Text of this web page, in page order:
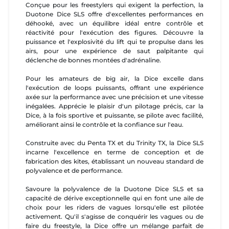
Conçue pour les freestylers qui exigent la perfection, la
Duotone Dice SLS offre d'excellentes performances en
déhooké, avec un équilibre idéal entre contrôle et
réactivité pour l'exécution des figures. Découvre la
puissance et l'explosivité du lift qui te propulse dans les
airs, pour une expérience de saut palpitante qui
déclenche de bonnes montées d'adrénaline.
Pour les amateurs de big air, la Dice excelle dans
l'exécution de loops puissants, offrant une expérience
axée sur la performance avec une précision et une vitesse
inégalées. Apprécie le plaisir d'un pilotage précis, car la
Dice, à la fois sportive et puissante, se pilote avec facilité,
améliorant ainsi le contrôle et la confiance sur l'eau.
Construite avec du Penta TX et du Trinity TX, la Dice SLS
incarne l'excellence en terme de conception et de
fabrication des kites, établissant un nouveau standard de
polyvalence et de performance.
Savoure la polyvalence de la Duotone Dice SLS et sa
capacité de dérive exceptionnelle qui en font une aile de
choix pour les riders de vagues lorsqu'elle est pilotée
activement. Qu'il s'agisse de conquérir les vagues ou de
faire du freestyle, la Dice offre un mélange parfait de